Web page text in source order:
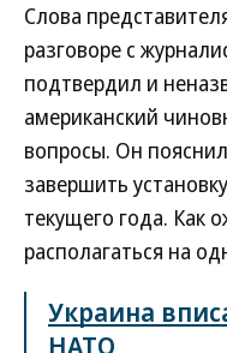
Слова
разговоре с
подтвердил и
американский
вопросы. Он
завершить
текущего года. Как
располагаться на
Украина
НАТО